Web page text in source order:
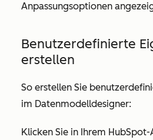
Anpassungsoptionen
Benutzerdefinierte
erstellen
So erstellen Sie
im Datenmodelldesigner:
Klicken Sie in Ihrem